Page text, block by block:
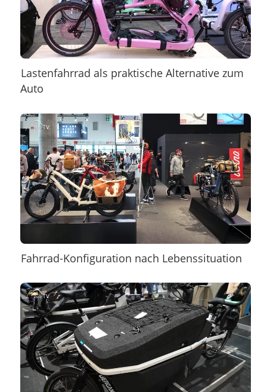
Lastenfahrrad als praktische Alternative zum
Auto
Fahrrad-Konfiguration nach Lebenssituation